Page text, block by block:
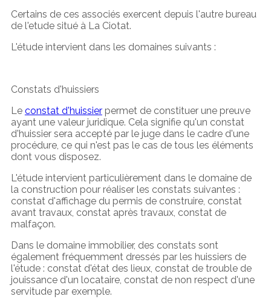
Certains de ces associés exercent depuis l'autre bureau
de l'etude situé à La Ciotat.
L'étude intervient dans les domaines suivants :
Constats d'huissiers
Le constat d'huissierpermet de constituer une preuve
ayant une valeur juridique. Cela signifie qu'un constat
d'huissier sera accepté par le juge dans le cadre d'une
procédure, ce qui n'est pas le cas de tous les éléments
dont vous disposez.
L'étude intervient particulièrement dans le domaine de
la construction pour réaliser les constats suivantes :
constat d'affichage du permis de construire, constat
avant travaux, constat après travaux, constat de
malfaçon.
Dans le domaine immobilier, des constats sont
également fréquemment dressés par les huissiers de
l'étude : constat d'état des lieux, constat de trouble de
jouissance d'un locataire, constat de non respect d'une
servitude par exemple.